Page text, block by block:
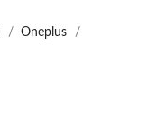
Oneplus